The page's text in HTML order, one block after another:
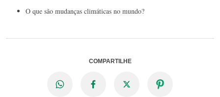
O que são mudanças climáticas no mundo?
COMPARTILHE